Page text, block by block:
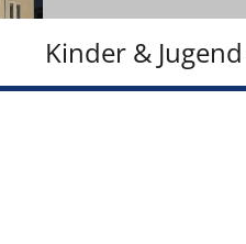
Kinder & Jugend